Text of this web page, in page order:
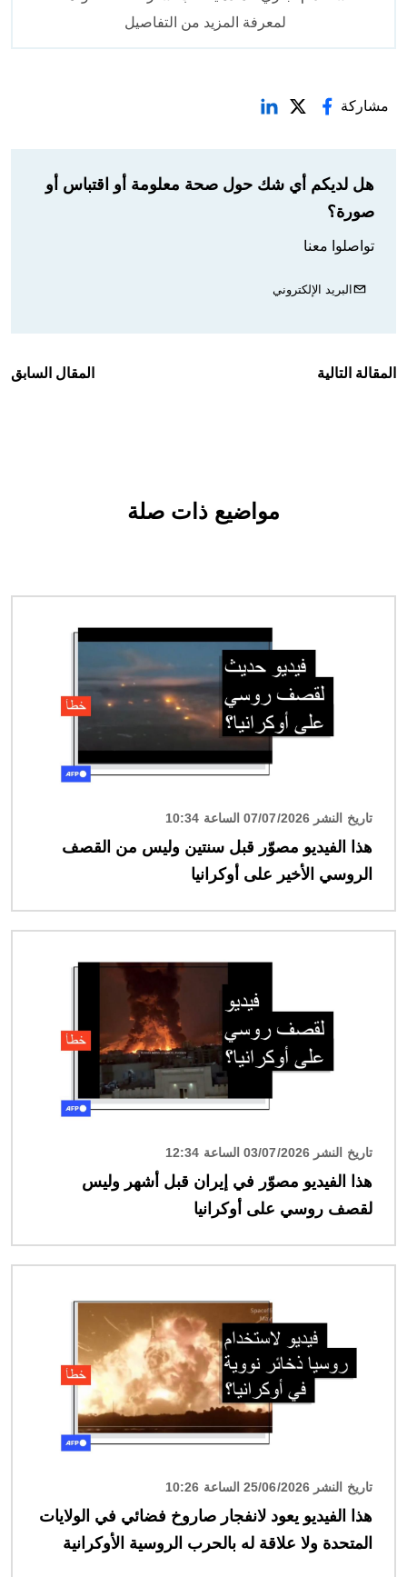
لمعرفة المزيد من التفاصيل
مشاركة
هل لديكم أي شك حول صحة معلومة أو اقتباس أو
صورة؟
تواصلوا معنا
البريد الإلكتروني
المقالة التالية المقال السابق
مواضيع ذات صلة
تاريخ النشر 07/07/2026 الساعة 10:34
هذا الفيديو مصوّر قبل سنتين وليس من القصف
الروسي الأخير على أوكرانيا
تاريخ النشر 03/07/2026 الساعة 12:34
هذا الفيديو مصوّر في إيران قبل أشهر وليس
لقصف روسي على أوكرانيا
تاريخ النشر 25/06/2026 الساعة 10:26
هذا الفيديو يعود لانفجار صاروخ فضائي في الولايات
المتحدة ولا علاقة له بالحرب الروسية الأوكرانية